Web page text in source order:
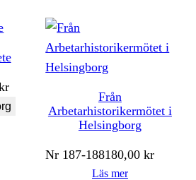
Från
Arbetarhistorikermötet i
Helsingborg
Nr 187-188180,00kr
Läs mer